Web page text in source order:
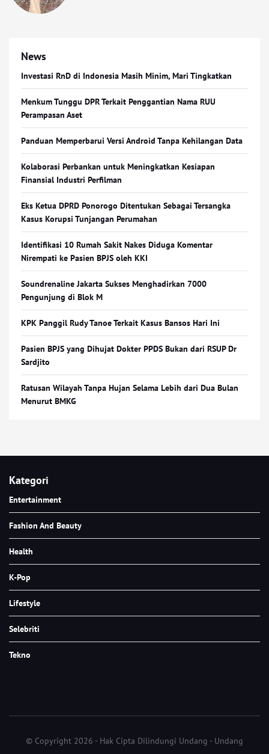
News
Investasi RnD di Indonesia Masih Minim, Mari Tingkatkan
Menkum Tunggu DPR Terkait Penggantian Nama RUU
Perampasan Aset
Panduan Memperbarui Versi Android Tanpa Kehilangan Data
Kolaborasi Perbankan untuk Meningkatkan Kesiapan
Finansial Industri Perfilman
Eks Ketua DPRD Ponorogo Ditentukan Sebagai Tersangka
Kasus Korupsi Tunjangan Perumahan
Identifikasi 10 Rumah Sakit Nakes Diduga Komentar
Nirempati ke Pasien BPJS oleh KKI
Soundrenaline Jakarta Sukses Menghadirkan 7000
Pengunjung di Blok M
KPK Panggil Rudy Tanoe Terkait Kasus Bansos Hari Ini
Pasien BPJS yang Dihujat Dokter PPDS Bukan dari RSUP Dr
Sardjito
Ratusan Wilayah Tanpa Hujan Selama Lebih dari Dua Bulan
Menurut BMKG
Kategori
Entertainment
Fashion And Beauty
Health
K-Pop
Lifestyle
Selebriti
Tekno
© Copyright 2026 - Hak Cipta Dilindungi Undang - Undang